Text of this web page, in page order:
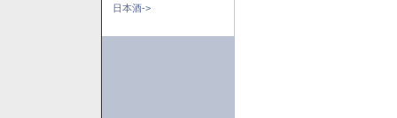
日本酒->